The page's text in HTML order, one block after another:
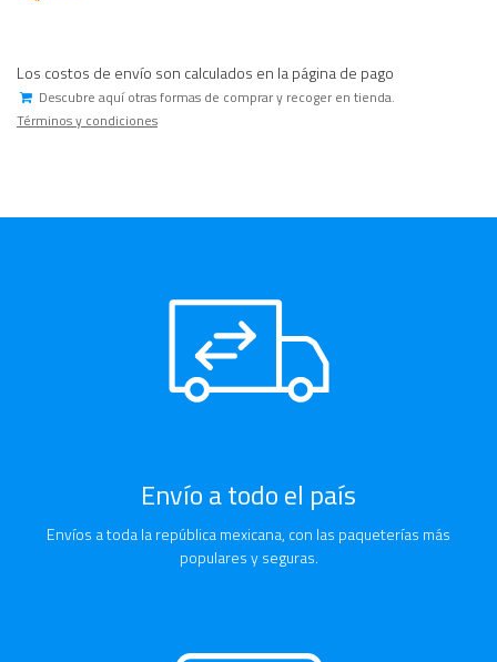
Los costos de envío son calculados en la página de pago
Descubre aquí otras formas de comprar y recoger en tienda.
Términos y condiciones
Envío a todo el país
Envíos a toda la república mexicana, con las paqueterías más
populares y seguras.